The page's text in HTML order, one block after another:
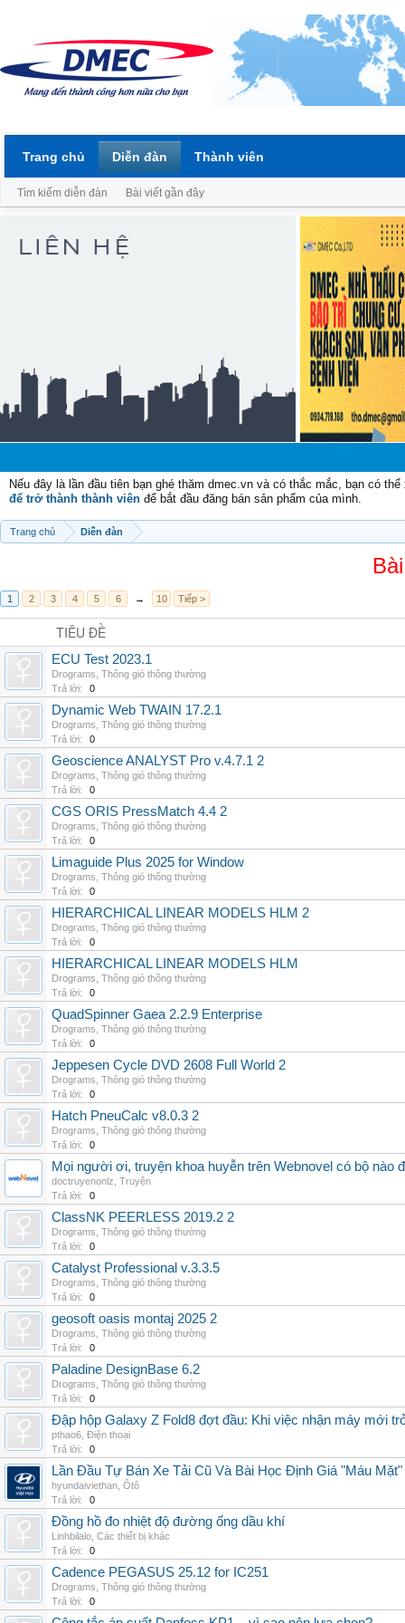
Nếu đây là lần đầu tiên bạn ghé thăm dmec.vn và có thắc mắc, bạn có
để trở thành thành viên để bắt đầu đăng bán sản phẩm của mình.
Trang chủ Diễn đàn
1 2 3 4 5 6 → 10 Tiếp >
TIÊU ĐỀ
ECU Test 2023.1
Drograms Thông gió thông thường
Trả lời:
0
Dynamic Web TWAIN 17.2.1
Drograms Thông gió thông thường
Trả lời:
0
Geoscience ANALYST Pro v.4.7.1 2
Drograms Thông gió thông thường
Trả lời:
0
CGS ORIS PressMatch 4.4 2
Drograms Thông gió thông thường
Trả lời:
0
Limaguide Plus 2025 for Window
Drograms Thông gió thông thường
Trả lời:
0
HIERARCHICAL LINEAR MODELS HLM 2
Drograms Thông gió thông thường
Trả lời:
0
HIERARCHICAL LINEAR MODELS HLM
Drograms Thông gió thông thường
Trả lời:
0
QuadSpinner Gaea 2.2.9 Enterprise
Drograms Thông gió thông thường
Trả lời:
0
Jeppesen Cycle DVD 2608 Full World 2
Drograms Thông gió thông thường
Trả lời:
0
Hatch PneuCalc v8.0.3 2
Drograms Thông gió thông thường
Trả lời:
0
Mọi người ơi, truyện khoa huyễn trên Webnovel có bộ nào
doctruyenonlz Truyện
Trả lời:
0
ClassNK PEERLESS 2019.2 2
Drograms Thông gió thông thường
Trả lời:
0
Catalyst Professional v.3.3.5
Drograms Thông gió thông thường
Trả lời:
0
geosoft oasis montaj 2025 2
Drograms Thông gió thông thường
Trả lời:
0
Paladine DesignBase 6.2
Drograms Thông gió thông thường
Trả lời:
0
Đập hộp Galaxy Z Fold8 đợt đầu: Khi việc nhận máy mới
pthao6 Điện thoại
Trả lời:
0
Lần Đầu Tự Bán Xe Tải Cũ Và Bài Học Định Giá "Máu
hyundaiviethan Ôtô
Trả lời:
0
Đồng hồ đo nhiệt độ đường ống dầu khí
Linhbilalo Các thiết bị khác
Trả lời:
0
Cadence PEGASUS 25.12 for IC251
Drograms Thông gió thông thường
Trả lời:
0
Trang chủ Diễn đàn
Tìm kiếm diễn đàn Bài viết gần đây
Thành viên